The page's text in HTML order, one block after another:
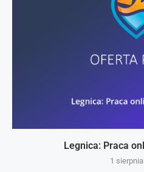
Legnica: Praca
1